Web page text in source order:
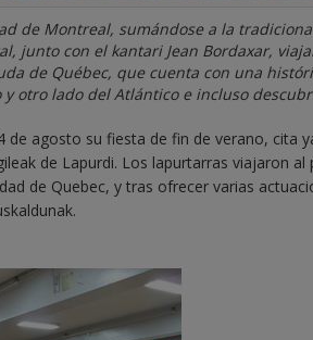
de Montreal, sumándose a la
junto con el kantari Jean Bordaxar,
de Québec, que cuenta con una
otro lado del Atlántico e incluso
de agosto su fiesta de fin de verano, cita
de Lapurdi. Los lapurtarras viajaron al
de Quebec, y tras ofrecer varias